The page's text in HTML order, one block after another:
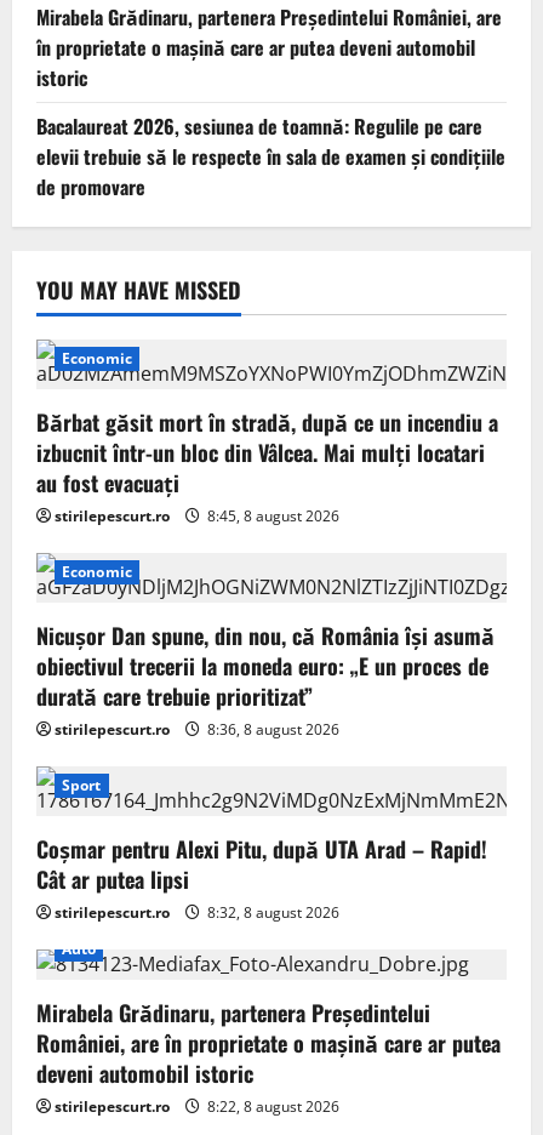
Mirabela Grădinaru, partenera Președintelui României, are
în proprietate o mașină care ar putea deveni automobil
istoric
Bacalaureat 2026, sesiunea de toamnă: Regulile pe care
elevii trebuie să le respecte în sala de examen și condițiile
de promovare
YOU MAY HAVE MISSED
Economic
Bărbat găsit mort în stradă, după ce un incendiu a
izbucnit într-un bloc din Vâlcea. Mai mulți locatari
au fost evacuați
stirilepescurt.ro 8:45, 8 august 2026
Economic
Nicușor Dan spune, din nou, că România își asumă
obiectivul trecerii la moneda euro: „E un proces de
durată care trebuie prioritizat”
stirilepescurt.ro 8:36, 8 august 2026
Sport
Coșmar pentru Alexi Pitu, după UTA Arad – Rapid!
Cât ar putea lipsi
stirilepescurt.ro
8:32, 8 august 2026
Auto
Mirabela Grădinaru, partenera Președintelui
României, are în proprietate o mașină care ar putea
deveni automobil istoric
stirilepescurt.ro 8:22, 8 august 2026